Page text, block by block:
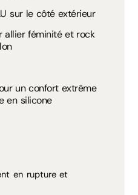
sur le côté extérieur
allier féminité et rock
un confort extrême
en silicone
en rupture et